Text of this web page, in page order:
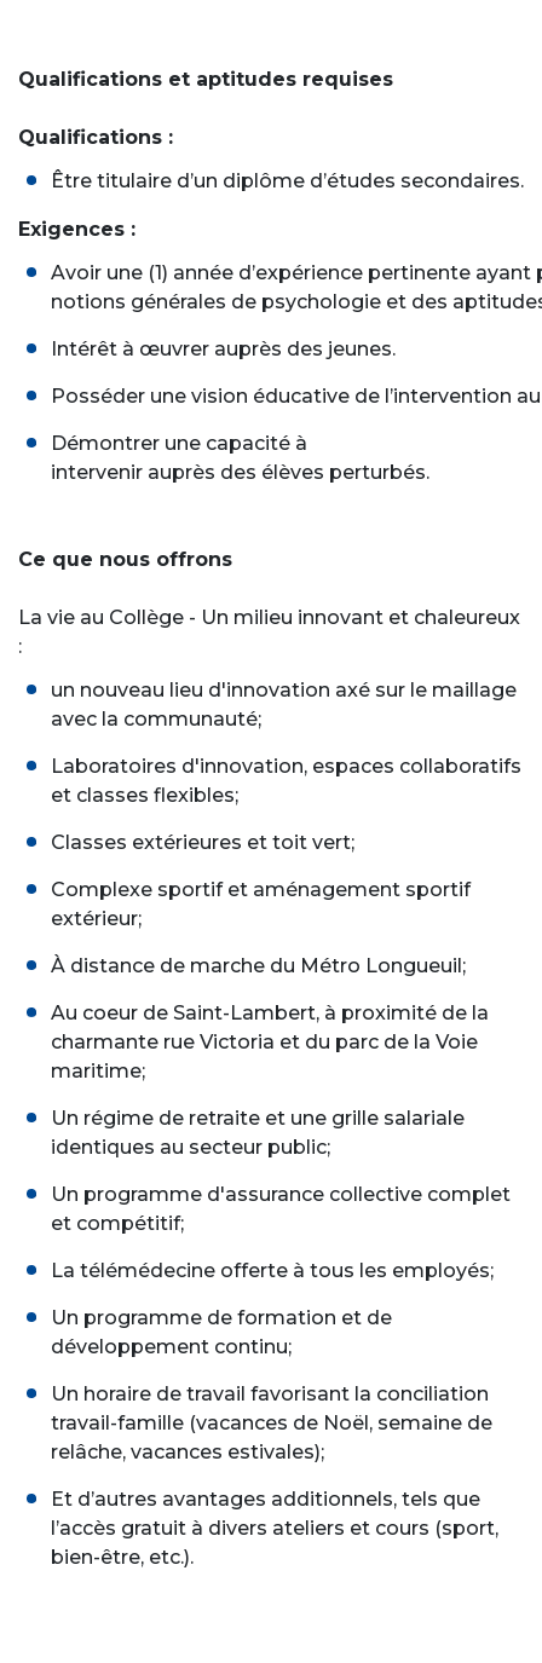
Qualifications et aptitudes requises
Qualifications :
Être titulaire d’un diplôme d’études secondaires.
Exigences :
Avoir une (1) année d’expérience pertinente
notions générales de psychologie et des
Intérêt à œuvrer auprès des jeunes.
Posséder une vision éducative de l’intervention
Démontrer une capacité à
intervenir auprès des élèves perturbés.
Ce que nous offrons
La vie au Collège - Un milieu innovant et chaleureux
:
un nouveau lieu d'innovation axé sur le maillage
avec la communauté;
Laboratoires d'innovation, espaces collaboratifs
et classes flexibles;
Classes extérieures et toit vert;
Complexe sportif et aménagement sportif
extérieur;
À distance de marche du Métro Longueuil;
Au coeur de Saint-Lambert, à proximité de la
charmante rue Victoria et du parc de la Voie
maritime;
Un régime de retraite et une grille salariale
identiques au secteur public;
Un programme d'assurance collective complet
et compétitif;
La télémédecine offerte à tous les employés;
Un programme de formation et de
développement continu;
Un horaire de travail favorisant la conciliation
travail-famille (vacances de Noël, semaine de
relâche, vacances estivales);
Et d’autres avantages additionnels, tels que
l’accès gratuit à divers ateliers et cours (sport,
bien-être, etc.).